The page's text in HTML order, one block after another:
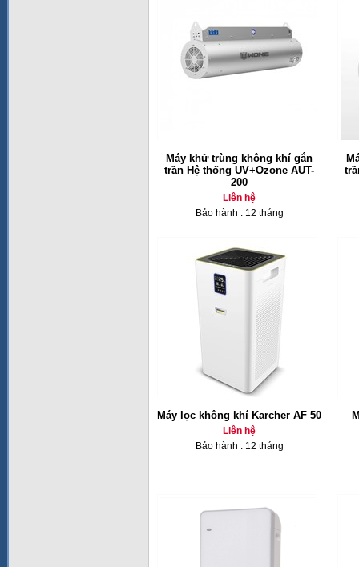
Máy khử trùng không khí gắn
trần Hệ thống UV+Ozone AUT-
200
Liên hệ
Bảo hành : 12 tháng
Máy lọc không khí Karcher AF 50
Liên hệ
Bảo hành : 12 tháng